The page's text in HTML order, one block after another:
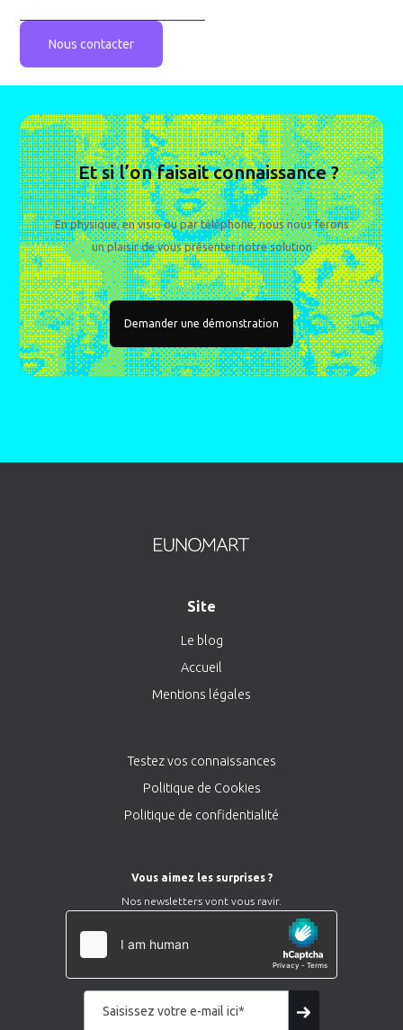
Nous contacter
Et si l’on faisait connaissance ?
En physique, en visio ou par téléphone, nous nous ferons
un plaisir de vous présenter notre solution
Demander une démonstration
Site
Le blog
Accueil
Mentions légales
Testez vos connaissances
Politique de Cookies
Politique de confidentialité
Vous aimez les surprises ?
Nos newsletters vont vous ravir.